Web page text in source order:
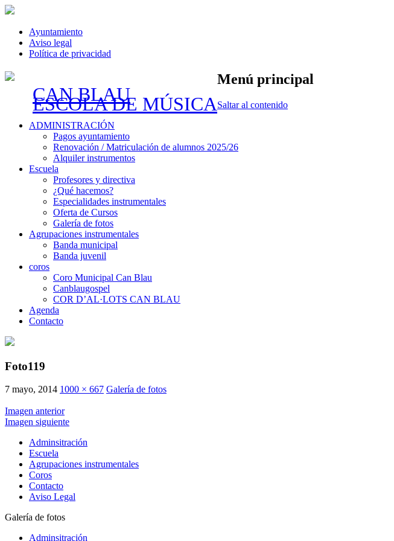
Ayuntamiento
Aviso legal
Política de privacidad
CAN BLAU
ESCOLA DE MÚSICA
Menú principal
Saltar al contenido
ADMINISTRACIÓN
Pagos ayuntamiento
Renovación / Matriculación de alumnos 2025/26
Alquiler instrumentos
Escuela
Profesores y directiva
¿Qué hacemos?
Especialidades instrumentales
Oferta de Cursos
Galería de fotos
Agrupaciones instrumentales
Banda municipal
Banda juvenil
coros
Coro Municipal Can Blau
Canblaugospel
COR D’AL·LOTS CAN BLAU
Agenda
Contacto
Foto119
7 mayo, 2014 1000 × 667 Galería de fotos
Imagen anterior
Imagen siguiente
Adminsitración
Escuela
Agrupaciones instrumentales
Coros
Contacto
Aviso Legal
Galería de fotos
Adminsitración